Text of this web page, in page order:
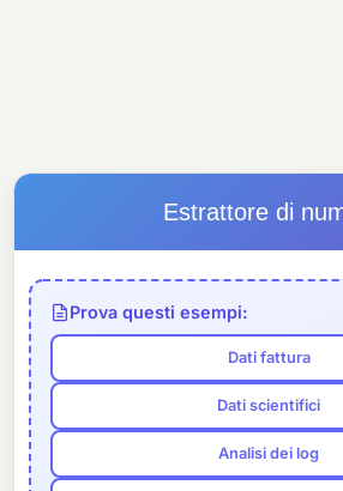
Estrattore di
Prova questi esempi:
Dati fattura
Dati scientifici
Analisi dei log